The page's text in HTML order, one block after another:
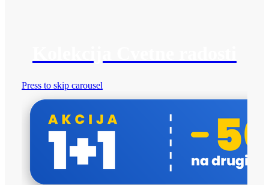
Press to skip carousel